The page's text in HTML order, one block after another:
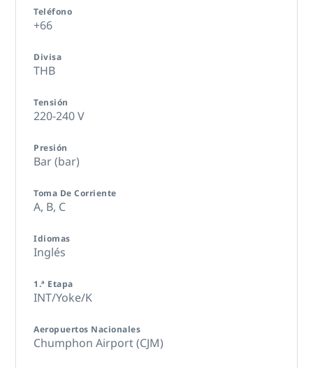
Teléfono
+66
Divisa
THB
Tensión
220-240 V
Presión
Bar (bar)
Toma De Corriente
A, B, C
Idiomas
Inglés
1.ª Etapa
INT/Yoke/K
Aeropuertos Nacionales
Chumphon Airport (CJM)